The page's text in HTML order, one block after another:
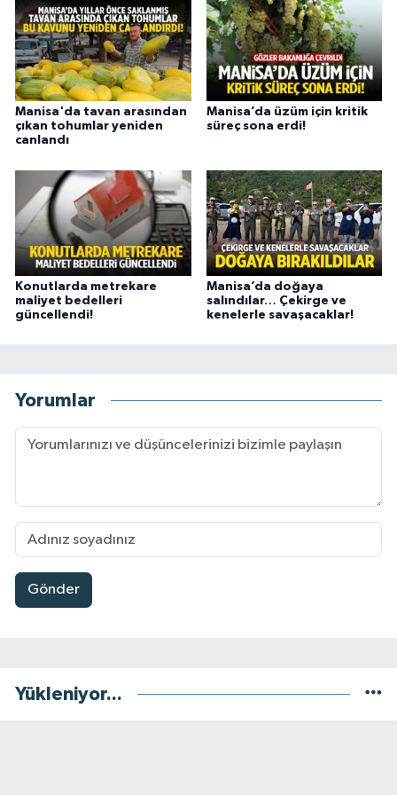
Manisa'da tavan arasından
çıkan tohumlar yeniden
canlandı
Manisa’da üzüm için kritik
süreç sona erdi!
Konutlarda metrekare
maliyet bedelleri
güncellendi!
Manisa’da doğaya
salındılar… Çekirge ve
kenelerle savaşacaklar!
Yorumlar
Gönder
Yükleniyor...